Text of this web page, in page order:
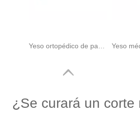
¿Se curará un corte